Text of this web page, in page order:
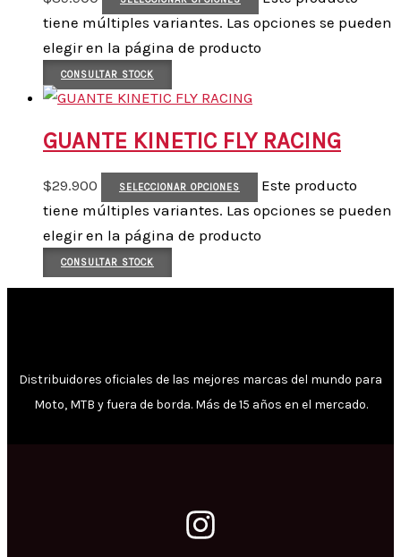
tiene múltiples variantes. Las opciones se pueden
elegir en la página de producto
CONSULTAR STOCK
GUANTE KINETIC FLY RACING
$29.900 SELECCIONAR OPCIONES
Este producto
tiene múltiples variantes. Las opciones se pueden
elegir en la página de producto
CONSULTAR STOCK
Distribuidores oficiales de las mejores marcas del mundo para
Moto, MTB y fuera de borda. Más de 15 años en el mercado.